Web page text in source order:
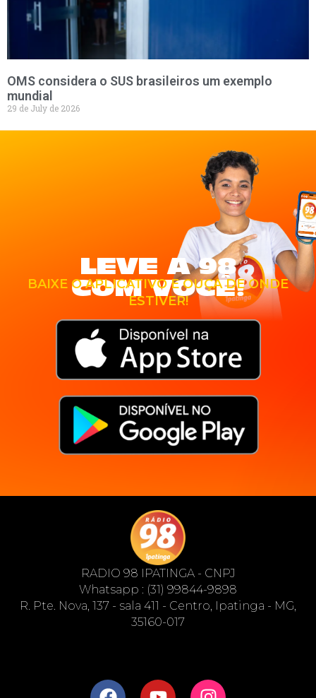
OMS considera o SUS brasileiros um exemplo
mundial
29 de July de 2026
LEVE A 98
COM VOCÊ!
BAIXE O APLICATIVO E OUÇA DE ONDE
ESTIVER!
RADIO 98 IPATINGA - CNPJ
Whatsapp : (31) 99844-9898
R. Pte. Nova, 137 - sala 411 - Centro, Ipatinga - MG,
35160-017